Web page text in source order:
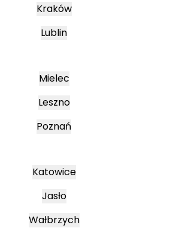
Kraków
Lublin
Mielec
Leszno
Poznań
Katowice
Jasło
Wałbrzych